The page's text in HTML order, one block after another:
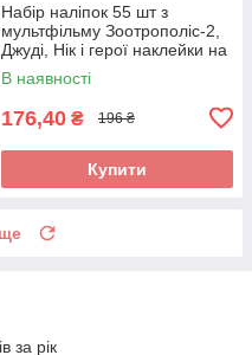
Набір наліпок 55 шт з
мультфільму Зоотрополіс-2,
Джуді, Нік і герої наклейки на
телефон ноутбук гаджети
В наявності
176,40 ₴ 196 ₴
Купити
за рік